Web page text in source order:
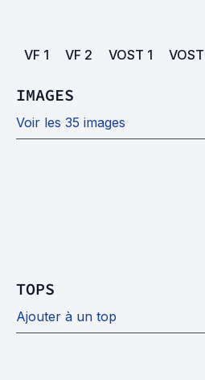
VF 1 VF 2 VOST 1 VOST
IMAGES
Voir les 35 images
TOPS
Ajouter à un top